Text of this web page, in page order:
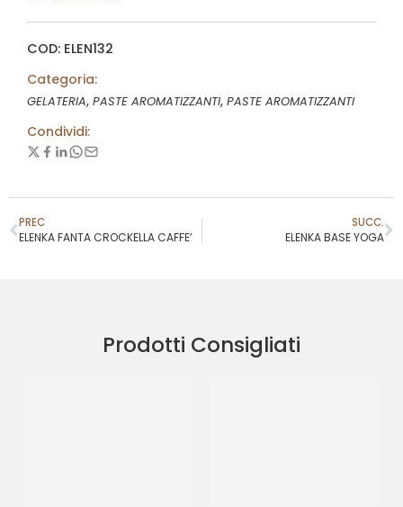
COD: ELEN132
Categoria:
GELATERIA, PASTE AROMATIZZANTI, PASTE AROMATIZZANTI
Condividi:
PREC
ELENKA FANTA CROCKELLA CAFFE’
SUCC.
ELENKA BASE YOGA
Prodotti Consigliati